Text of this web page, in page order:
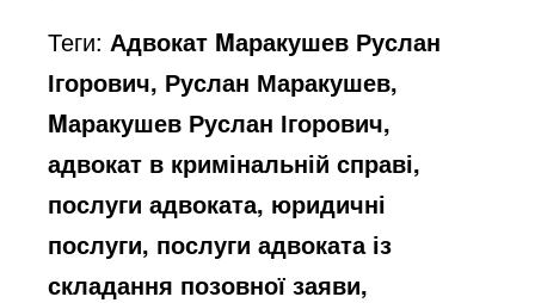
Теги: Адвокат Mаракушев Руслан
Ігорович, Руслан Маракушев,
Mаракушев Руслан Ігорович,
адвокат в кримінальній справі,
послуги адвоката, юридичні
послуги, послуги адвоката із
складання позовної заяви,